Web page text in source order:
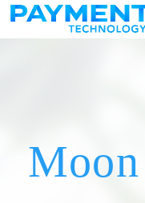
コンテンツへスキップ
メインナビゲー